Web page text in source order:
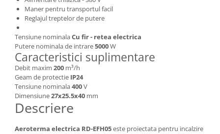
Masini de spalat vase incorporabile
Masini de spalat vase
independente
Motoburghiu/Foreza pamant
Pachete Incorporabile
Pirostrii & Arzatoare
Plasa umbrire
Pompe de stropit
Maner pentru transportul facil
Reglajul treptelor de putere
Tensiune nominalaCu fir - retea electrica
Putere nominala de intrare5000W
Caracteristici suplimentare
Debit maxim 200 m³/h
Geam de protectie IP24
Tensiune nominala400V
Dimensiune27x25.5x40 mm
Descriere
Aeroterma electrica RD-EFH05este proiectata pentru incalzire